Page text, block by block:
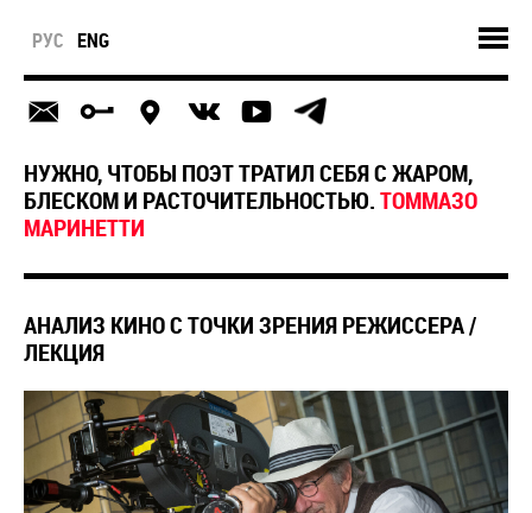
РУС ENG
НУЖНО, ЧТОБЫ ПОЭТ ТРАТИЛ СЕБЯ С ЖАРОМ,
БЛЕСКОМ И РАСТОЧИТЕЛЬНОСТЬЮ.ТОММАЗО
МАРИНЕТТИ
АНАЛИЗ КИНО С ТОЧКИ ЗРЕНИЯ РЕЖИССЕРА /
ЛЕКЦИЯ